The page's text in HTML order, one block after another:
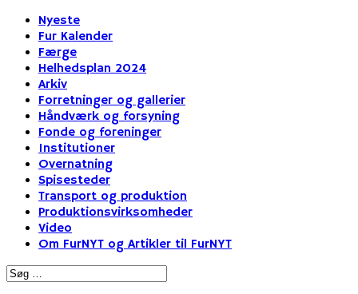
Nyeste
Fur Kalender
Færge
Helhedsplan 2024
Arkiv
Forretninger og gallerier
Håndværk og forsyning
Fonde og foreninger
Institutioner
Overnatning
Spisesteder
Transport og produktion
Produktionsvirksomheder
Video
Om FurNYT og Artikler til FurNYT